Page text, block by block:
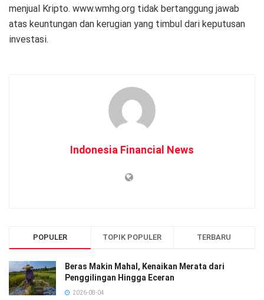
menjual Kripto. www.wmhg.org tidak bertanggung jawab
atas keuntungan dan kerugian yang timbul dari keputusan
investasi.
Indonesia Financial News
POPULER TOPIK POPULER TERBARU
Beras Makin Mahal, Kenaikan Merata dari
Penggilingan Hingga Eceran
2026-08-04